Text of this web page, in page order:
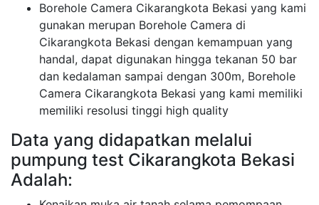
Borehole Camera Cikarangkota Bekasi yang kami
gunakan merupan Borehole Camera di
Cikarangkota Bekasi dengan kemampuan yang
handal, dapat digunakan hingga tekanan 50 bar
dan kedalaman sampai dengan 300m, Borehole
Camera Cikarangkota Bekasi yang kami memiliki
memiliki resolusi tinggi high quality
Data yang didapatkan melalui
pumpung test Cikarangkota Bekasi
Adalah: